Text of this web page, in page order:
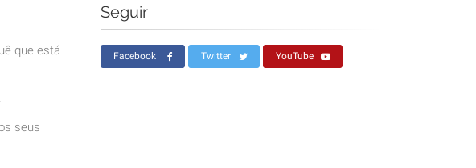
que está
seus
Seguir
Facebook Twitter YouTube